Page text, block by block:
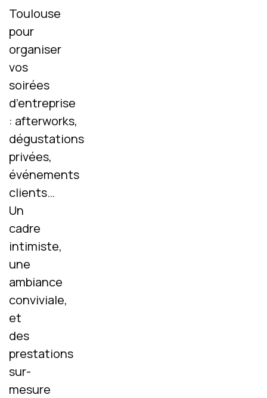
Toulouse
pour
organiser
vos
soirées
d’entreprise
: afterworks,
dégustations
privées,
événements
clients…
Un
cadre
intimiste,
une
ambiance
conviviale,
et
des
prestations
sur-
mesure